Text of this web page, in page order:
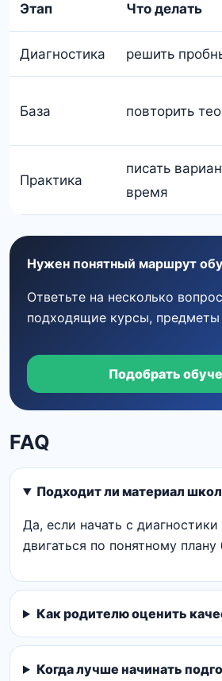
Этап Что делать
Диагностика решить
База повторить
Практика
писать
время
Нужен понятный маршрут
Ответьте на несколько
подходящие курсы,
Подобрать
FAQ
Подходит ли материал
Да, если начать с
двигаться по понятному плану
Как родителю оценить
Когда лучше начинать